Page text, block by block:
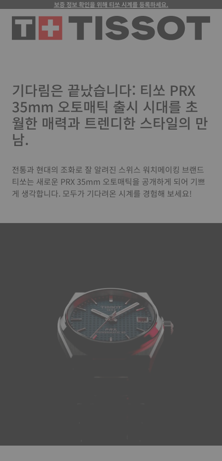
보증 정보 확인을 위해 티쏘 시계를 등록하세요.
기다림은 끝났습니다: 티쏘 PRX
35mm 오토매틱 출시 시대를 초
월한 매력과 트렌디한 스타일의 만
남.
전통과 현대의 조화로 잘 알려진 스위스 워치메이킹 브랜드
티쏘는 새로운 PRX 35mm 오토매틱을 공개하게 되어 기쁘
게 생각합니다. 모두가 기다려온 시계를 경험해 보세요!